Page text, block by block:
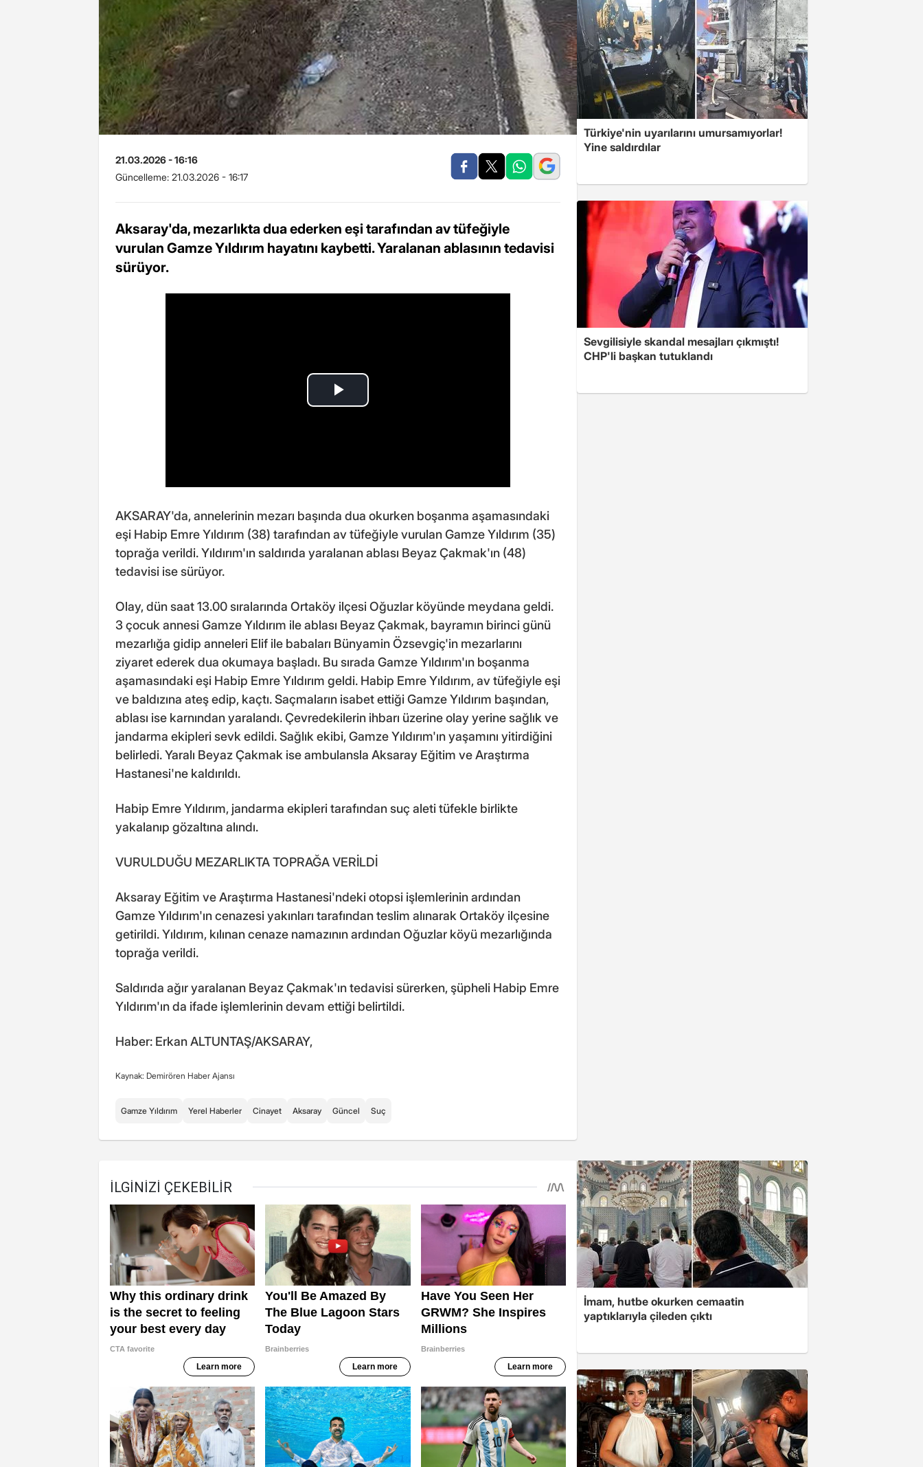
21.03.2026 - 16:16
Güncelleme: 21.03.2026 - 16:17
Aksaray'da, mezarlıkta dua ederken eşi tarafından av tüfeğiyle
vurulan Gamze Yıldırım hayatını kaybetti. Yaralanan ablasının tedavisi
sürüyor.
AKSARAY'da, annelerinin mezarı başında dua okurken boşanma aşamasındaki
eşi Habip Emre Yıldırım (38) tarafından av tüfeğiyle vurulan Gamze Yıldırım (35)
toprağa verildi. Yıldırım'ın saldırıda yaralanan ablası Beyaz Çakmak'ın (48)
tedavisi ise sürüyor.
Olay, dün saat 13.00 sıralarında Ortaköy ilçesi Oğuzlar köyünde meydana geldi.
3 çocuk annesi Gamze Yıldırım ile ablası Beyaz Çakmak, bayramın birinci günü
mezarlığa gidip anneleri Elif ile babaları Bünyamin Özsevgiç'in mezarlarını
ziyaret ederek dua okumaya başladı. Bu sırada Gamze Yıldırım'ın boşanma
aşamasındaki eşi Habip Emre Yıldırım geldi. Habip Emre Yıldırım, av tüfeğiyle eşi
ve baldızına ateş edip, kaçtı. Saçmaların isabet ettiği Gamze Yıldırım başından,
ablası ise karnından yaralandı. Çevredekilerin ihbarı üzerine olay yerine sağlık ve
jandarma ekipleri sevk edildi. Sağlık ekibi, Gamze Yıldırım'ın yaşamını yitirdiğini
belirledi. Yaralı Beyaz Çakmak ise ambulansla Aksaray Eğitim ve Araştırma
Hastanesi'ne kaldırıldı.
Habip Emre Yıldırım, jandarma ekipleri tarafından suç aleti tüfekle birlikte
yakalanıp gözaltına alındı.
VURULDUĞU MEZARLIKTA TOPRAĞA VERİLDİ
Aksaray Eğitim ve Araştırma Hastanesi'ndeki otopsi işlemlerinin ardından
Gamze Yıldırım'ın cenazesi yakınları tarafından teslim alınarak Ortaköy ilçesine
getirildi. Yıldırım, kılınan cenaze namazının ardından Oğuzlar köyü mezarlığında
toprağa verildi.
Saldırıda ağır yaralanan Beyaz Çakmak'ın tedavisi sürerken, şüpheli Habip Emre
Yıldırım'ın da ifade işlemlerinin devam ettiği belirtildi.
Haber: Erkan ALTUNTAŞ/AKSARAY,
Kaynak: Demirören Haber Ajansı
Gamze Yıldırım Yerel Haberler Cinayet Aksaray Güncel Suç
Türkiye'nin uyarılarını umursamıyorlar!
Yine saldırdılar
Sevgilisiyle skandal mesajları çıkmıştı!
CHP'li başkan tutuklandı
İmam, hutbe okurken cemaatin
yaptıklarıyla çileden çıktı